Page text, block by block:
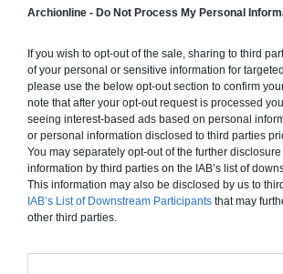
Archionline - Do Not Process My Personal
If you wish to opt-out of the sale, sharing to third
of your personal or sensitive information for
please use the below opt-out section to confirm
note that after your opt-out request is processed
seeing interest-based ads based on personal
or personal information disclosed to third parties
You may separately opt-out of the further
information by third parties on the IAB’s list of
This information may also be disclosed by us to
IAB’s List of Downstream Participants that may
other third parties.
Chiffrage estimatif pour :
Finitions haut de gamme. Le prix
inclut le gros oeuvre et le second
peinture, sols...), mais exclut
clôture.
À partir de
224 000€